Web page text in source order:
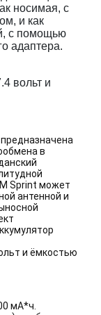
носимая, с
и как
с помощью
адаптера.
вольт и
в
Sprint может
антенной и
и ёмкостью
мА*ч.